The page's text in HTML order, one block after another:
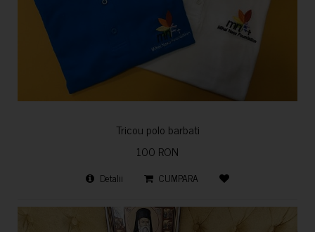
Tricou polo barbati
100 RON
Detalii CUMPARA